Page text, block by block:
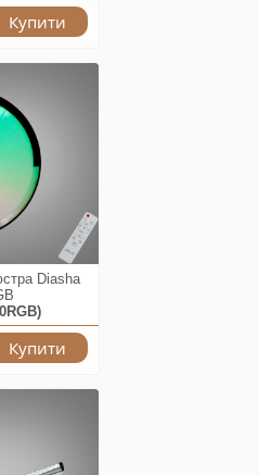
Купити
Diasha
Купити